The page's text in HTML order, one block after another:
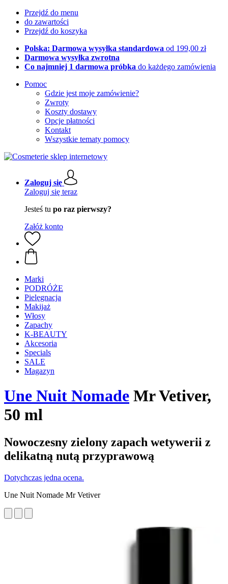
Przejdź do menu
do zawartości
Przejdź do koszyka
Polska: Darmowa wysyłka standardowa od 199,00 zł
Darmowa wysyłka zwrotna
Co najmniej 1 darmowa próbka do każdego zamówienia
Pomoc
Gdzie jest moje zamówienie?
Zwroty
Koszty dostawy
Opcje płatności
Kontakt
Wszystkie tematy pomocy
Zaloguj się
Zaloguj się teraz
Jesteś tu po raz pierwszy?
Załóż konto
Marki
PODRÓŻE
Pielęgnacja
Makijaż
Włosy
Zapachy
K-BEAUTY
Akcesoria
Specials
SALE
Magazyn
Une Nuit Nomade Mr Vetiver,
50 ml
Nowoczesny zielony zapach wetywerii z
delikatną nutą przyprawową
Dotychczas jedna ocena.
Une Nuit Nomade Mr Vetiver